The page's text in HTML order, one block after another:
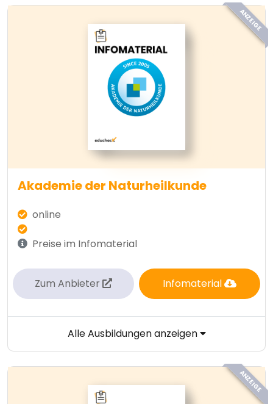
ANZEIGE
Akademie der Naturheilkunde
online
Preise im Infomaterial
Zum Anbieter Infomaterial
Alle Ausbildungen anzeigen
ANZEIGE